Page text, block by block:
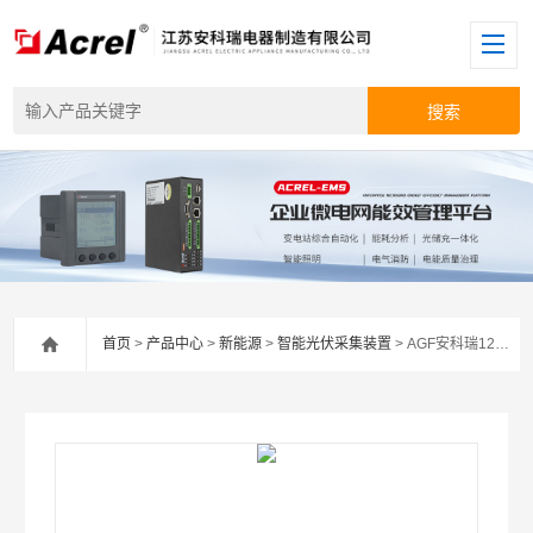
首页 >产品中心 >新能源 >智能光伏采集装置 > AGF安科瑞12路智能光伏采集装置